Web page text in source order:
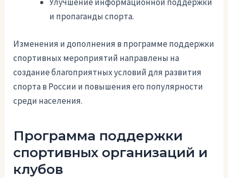
и пропаганды спорта.
Изменения и дополнения в программе поддержки
спортивных мероприятий направлены на
создание благоприятных условий для развития
спорта в России и повышения его популярности
среди населения.
Программа поддержки
спортивных организаций и
клубов